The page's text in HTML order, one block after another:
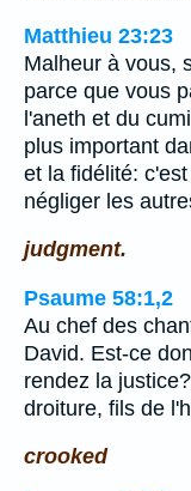
Matthieu 23:23
Malheur à vous,
parce que vous
l'aneth et du
plus important
et la fidélité:
négliger les
judgment.
Psaume 58:1,2
Au chef des
David. Est-ce
rendez la
droiture, fils de
crooked